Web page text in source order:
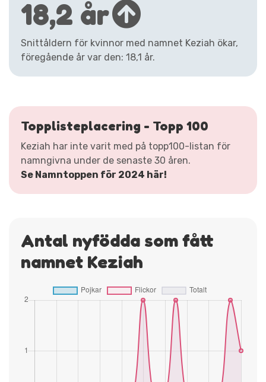
18,2 år
Snittåldern för kvinnor med namnet Keziah ökar,
föregående år var den: 18,1 år.
Topplisteplacering - Topp 100
Keziah har inte varit med på topp100-listan för
namngivna under de senaste 30 åren.
Se Namntoppen för 2024 här!
Antal nyfödda som fått
namnet Keziah